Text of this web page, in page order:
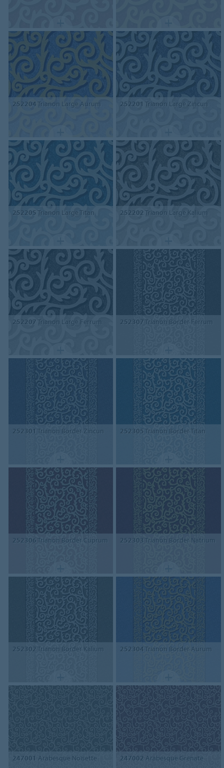
252204Trianon Large Aurum 252201 Trianon Large Zincun
252205 Trianon Large Titan 252202Trianon Large Kalium
252207Trianon Large Ferrum 252307Trianon Border Ferrum
252301 Trianon Border Zincun 252305 Trianon Border Titan
252306Trianon Border Cuprum 252303 Trianon Border Natrium
252302Trianon Border Kalium 252304Trianon Border Aurum
247001 Arabesque Noisette 247002 Arabesque Grenate